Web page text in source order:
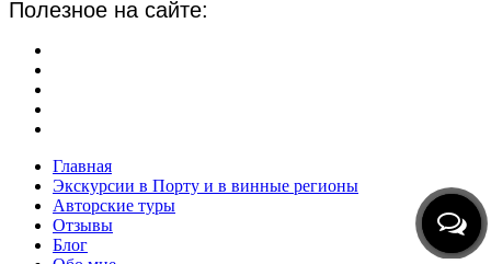
Полезное на сайте:
Главная
Экскурсии в Порту и в винные регионы
Авторские туры
Отзывы
Блог